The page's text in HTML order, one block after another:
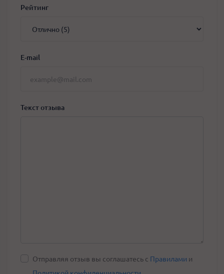
Рейтинг
E-mail
Текст отзыва
Отправляя отзыв вы соглашатесь с Правилами и